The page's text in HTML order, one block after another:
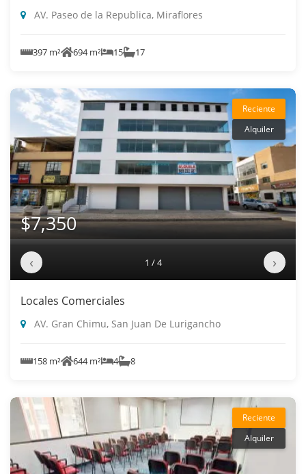
AV. Paseo de la Republica, Miraflores
397 m² 694 m² 15 17
Reciente
Alquiler
$7,350
‹ 1 / 4 ›
Locales Comerciales
AV. Gran Chimu, San Juan De Lurigancho
158 m² 644 m² 4 8
Reciente
Alquiler